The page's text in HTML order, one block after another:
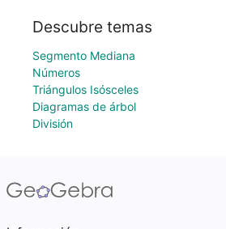
Descubre temas
Segmento Mediana
Números
Triángulos Isósceles
Diagramas de árbol
División